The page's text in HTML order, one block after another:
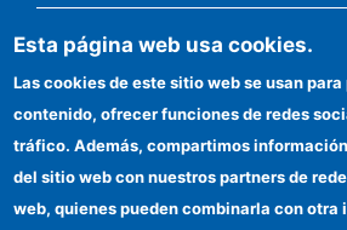
CSIC Electronic Office
Institutional identity
Information for
FEDER funds
Esta página web usa cookies.
Las cookies de este sitio web se usan
contenido, ofrecer funciones de redes
tráfico. Además, compartimos
del sitio web con nuestros partners de
web, quienes pueden combinarla con otra